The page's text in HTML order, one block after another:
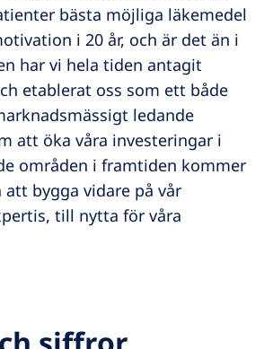
bästa möjliga läkemedel
i 20 år, och är det än i
har vi hela tiden antagit
etablerat oss som ett både
ledande
att öka våra investeringar i
områden i framtiden kommer
bygga vidare på vår
till nytta för våra